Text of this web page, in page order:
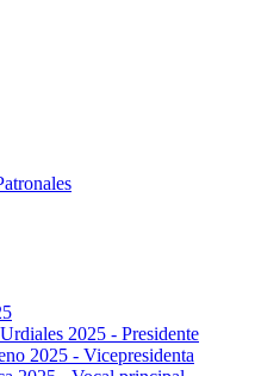
2025 - Presidente
2025 - Vicepresidenta